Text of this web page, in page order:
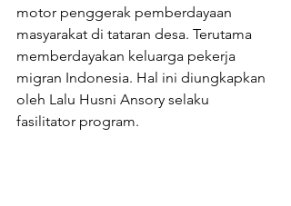
motor penggerak pemberdayaan
masyarakat di tataran desa. Terutama
memberdayakan keluarga pekerja
migran Indonesia. Hal ini diungkapkan
oleh Lalu Husni Ansory selaku
fasilitator program.